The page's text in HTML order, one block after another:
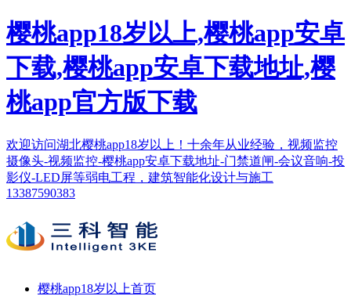
樱桃app18岁以上,樱桃app安卓
下载,樱桃app安卓下载地址,樱
桃app官方版下载
欢迎访问湖北樱桃app18岁以上！十余年从业经验，视频监控
摄像头-视频监控-樱桃app安卓下载地址-门禁道闸-会议音响-投
影仪-LED屏等弱电工程，建筑智能化设计与施工
13387590383
樱桃app18岁以上首页